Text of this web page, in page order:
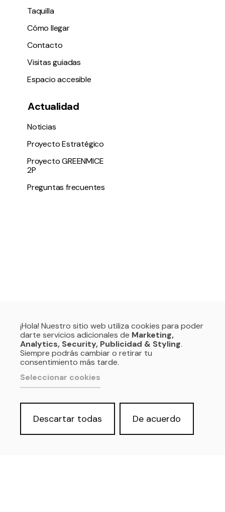
Taquilla
Cómo llegar
Contacto
Visitas guiadas
Espacio accesible
Actualidad
Noticias
Proyecto Estratégico
Proyecto GREENMICE
2P
Preguntas frecuentes
¡Hola! Nuestro sitio web utiliza cookies para poder
darte servicios adicionales de Marketing,
Analytics, Security, Publicidad & Styling.
Siempre podrás cambiar o retirar tu
consentimiento más tarde.
Seleccionar cookies
Descartar todas De acuerdo